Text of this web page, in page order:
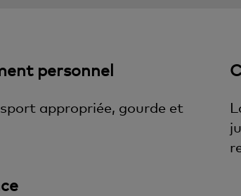
personnel
appropriée, gourde et